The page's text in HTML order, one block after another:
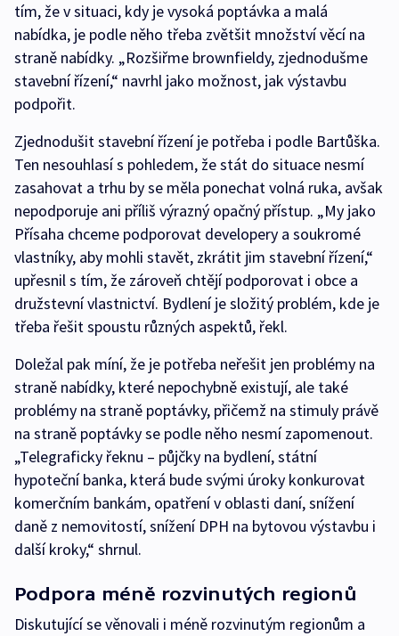
tím, že v situaci, kdy je vysoká poptávka a malá
nabídka, je podle něho třeba zvětšit množství věcí na
straně nabídky. „Rozšiřme brownfieldy, zjednodušme
stavební řízení,“ navrhl jako možnost, jak výstavbu
podpořit.
Zjednodušit stavební řízení je potřeba i podle Bartůška.
Ten nesouhlasí s pohledem, že stát do situace nesmí
zasahovat a trhu by se měla ponechat volná ruka, avšak
nepodporuje ani příliš výrazný opačný přístup. „My jako
Přísaha chceme podporovat developery a soukromé
vlastníky, aby mohli stavět, zkrátit jim stavební řízení,“
upřesnil s tím, že zároveň chtějí podporovat i obce a
družstevní vlastnictví. Bydlení je složitý problém, kde je
třeba řešit spoustu různých aspektů, řekl.
Doležal pak míní, že je potřeba neřešit jen problémy na
straně nabídky, které nepochybně existují, ale také
problémy na straně poptávky, přičemž na stimuly právě
na straně poptávky se podle něho nesmí zapomenout.
„Telegraficky řeknu – půjčky na bydlení, státní
hypoteční banka, která bude svými úroky konkurovat
komerčním bankám, opatření v oblasti daní, snížení
daně z nemovitostí, snížení DPH na bytovou výstavbu i
další kroky,“ shrnul.
Podpora méně rozvinutých regionů
Diskutující se věnovali i méně rozvinutým regionům a